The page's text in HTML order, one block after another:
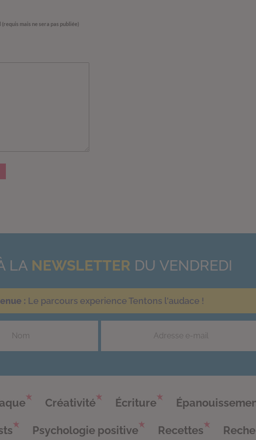
mais ne sera pas publiée)
LA NEWSLETTER DU VENDREDI
: Le parcours experience Tentons l'audace !
Créativité Écriture
Psychologie positive Recettes